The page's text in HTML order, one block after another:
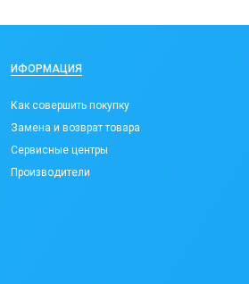
ИФОРМАЦИЯ
Как совершить покупку
Замена и возврат товара
Сервисные центры
Производители